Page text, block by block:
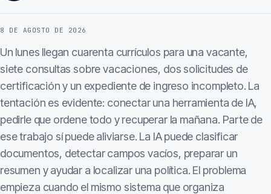
8 DE AGOSTO DE 2026
Un lunes llegan cuarenta currículos para una vacante,
siete consultas sobre vacaciones, dos solicitudes de
certificación y un expediente de ingreso incompleto. La
tentación es evidente: conectar una herramienta de IA,
pedirle que ordene todo y recuperar la mañana. Parte de
ese trabajo sí puede aliviarse. La IA puede clasificar
documentos, detectar campos vacíos, preparar un
resumen y ayudar a localizar una política. El problema
empieza cuando el mismo sistema que organiza